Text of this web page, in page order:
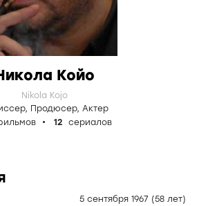
Койо
Nikola Kojo
, Продюсер, Актер
12 сериалов
5 сентября 1967 (58 лет)